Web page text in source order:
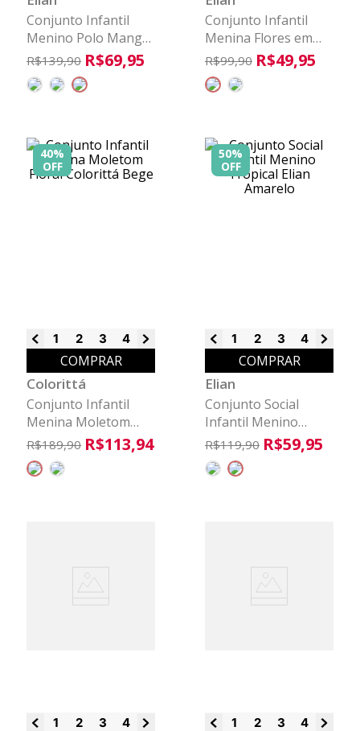
Conjunto Infantil
Menino Polo Manga
Curta Elian Azul
R$139,90 R$69,95
Conjunto Infantil
Menina Flores em
Puff Elian Rosa
R$99,90 R$49,95
40%
OFF
1 2 3 4 6
COMPRAR
Colorittá
Conjunto Infantil
Menina Moletom
Floral Colorittá Bege
R$189,90 R$113,94
50%
OFF
1 2 3 4 6
COMPRAR
Elian
Conjunto Social
Infantil Menino
Tropical Elian
Amarelo
R$119,90 R$59,95
1 2 3 4 6 1 2 3 4 6